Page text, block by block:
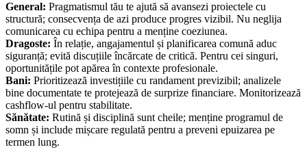
General: Pragmatismul tău te ajută să avansezi proiectele cu
structură; consecvența de azi produce progres vizibil. Nu neglija
comunicarea cu echipa pentru a menține coeziunea.
Dragoste: În relație, angajamentul și planificarea comună aduc
siguranță; evită discuțiile încărcate de critică. Pentru cei singuri,
oportunitățile pot apărea în contexte profesionale.
Bani: Prioritizează investițiile cu randament previzibil; analizele
bine documentate te protejează de surprize financiare. Monitorizează
cashflow-ul pentru stabilitate.
Sănătate: Rutină și disciplină sunt cheile; menține programul de
somn și include mișcare regulată pentru a preveni epuizarea pe
termen lung.